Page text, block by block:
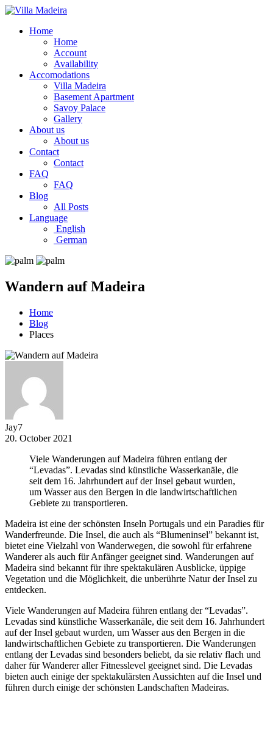
Home
Home
Account
Availability
Accomodations
Villa Madeira
Basement Apartment
Savoy Palace
Gallery
About us
About us
Contact
Contact
FAQ
FAQ
Blog
All Posts
Language
English
German
Wandern auf Madeira
Home
Blog
Places
Jay7
20. October 2021
Viele Wanderungen auf Madeira führen entlang der
“Levadas”. Levadas sind künstliche Wasserkanäle, die
seit dem 16. Jahrhundert auf der Insel gebaut wurden,
um Wasser aus den Bergen in die landwirtschaftlichen
Gebiete zu transportieren.
Madeira ist eine der schönsten Inseln Portugals und ein Paradies für
Wanderfreunde. Die Insel, die auch als “Blumeninsel” bekannt ist,
bietet eine Vielzahl von Wanderwegen, die sowohl für erfahrene
Wanderer als auch für Anfänger geeignet sind. Wanderungen auf
Madeira sind bekannt für ihre spektakulären Ausblicke, üppige
Vegetation und die Möglichkeit, die unberührte Natur der Insel zu
entdecken.
Viele Wanderungen auf Madeira führen entlang der “Levadas”.
Levadas sind künstliche Wasserkanäle, die seit dem 16. Jahrhundert
auf der Insel gebaut wurden, um Wasser aus den Bergen in die
landwirtschaftlichen Gebiete zu transportieren. Die Wanderungen
entlang der Levadas sind besonders beliebt, da sie relativ flach und
daher für Wanderer aller Fitnesslevel geeignet sind. Die Levadas
bieten auch einige der spektakulärsten Aussichten auf die Insel und
führen durch einige der schönsten Landschaften Madeiras.